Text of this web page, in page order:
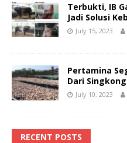
Terbukti, IB
Jadi Solusi
July 15, 2023
Pertamina
Dari
July 10, 2023
RECENT POSTS